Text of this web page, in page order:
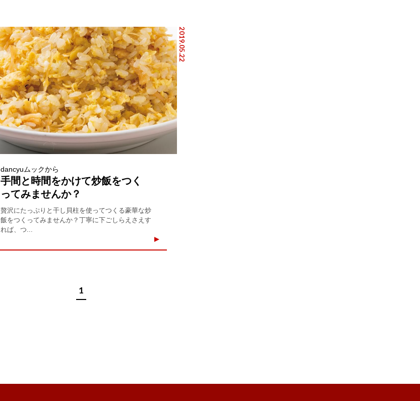
2019.05.22
dancyuムックから
手間と時間をかけて炒飯をつく
ってみませんか？
贅沢にたっぷりと干し貝柱を使ってつくる豪華な炒
飯をつくってみませんか？丁寧に下ごしらえさえす
れば、つ...
1